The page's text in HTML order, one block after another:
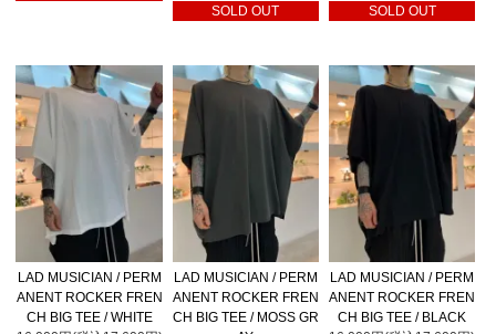
SOLD OUT
SOLD OUT
LAD MUSICIAN / PERM
ANENT ROCKER FREN
CH BIG TEE / WHITE
LAD MUSICIAN / PERM
ANENT ROCKER FREN
CH BIG TEE / MOSS GR
LAD MUSICIAN / PERM
ANENT ROCKER FREN
CH BIG TEE / BLACK